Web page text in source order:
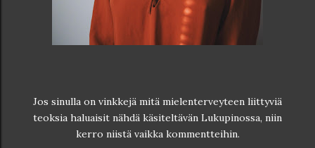
Jos sinulla on vinkkejä mitä mielenterveyteen liittyviä
teoksia haluaisit nähdä käsiteltävän Lukupinossa, niin
kerro niistä vaikka kommentteihin.